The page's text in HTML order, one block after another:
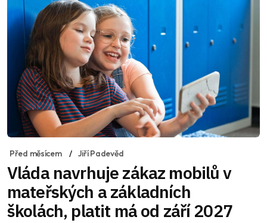
Před měsícem Jiří Padevěd
Vláda navrhuje zákaz mobilů v
mateřských a základních
školách, platit má od září 2027